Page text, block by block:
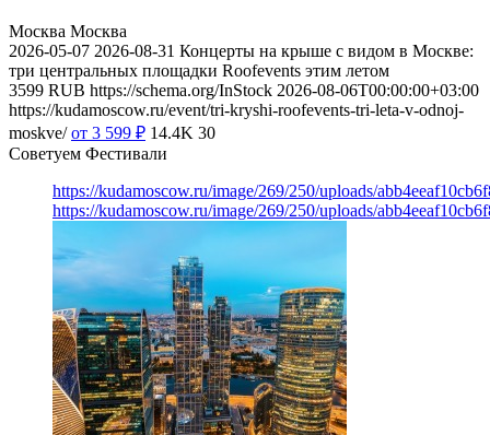
Москва Москва
2026-05-07 2026-08-31 Концерты на крыше с видом в Москве:
три центральных площадки Roofevents этим летом
3599 RUB https://schema.org/InStock 2026-08-06T00:00:00+03:00
https://kudamoscow.ru/event/tri-kryshi-roofevents-tri-leta-v-odnoj-
moskve/ от 3 599 ₽ 14.4K 30
Советуем Фестивали
https://kudamoscow.ru/image/269/250/uploads/
https://kudamoscow.ru/image/269/250/uploads/